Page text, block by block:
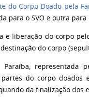
do Corpo Doado pela
para o SVO e outra
e liberação do corpo
do corpo
representada
do corpo
da finalização dos